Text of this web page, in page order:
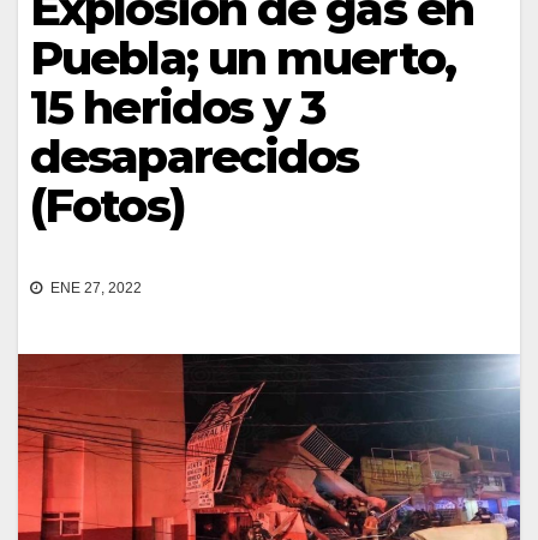
Puebla; un muerto,
15 heridos y 3
desaparecidos
(Fotos)
ENE 27, 2022